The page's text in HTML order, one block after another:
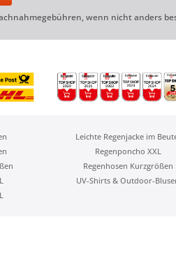
wenn nicht anders
Leichte Regenjacke im
Regenponcho XXL
Regenhosen Kurzgrößen
UV-Shirts & Outdoor-